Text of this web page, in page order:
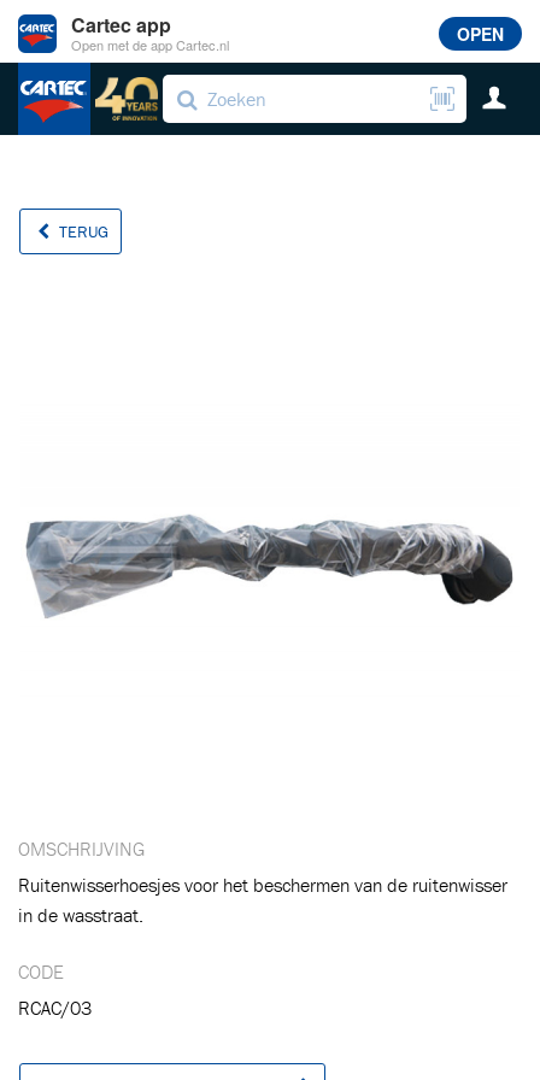
TERUG
OMSCHRIJVING
Ruitenwisserhoesjes voor het beschermen van de ruitenwisser
in de wasstraat.
CODE
RCAC/03
Toegevoegd aan winkelwagen
Cartec app
Open met de app Cartec.nl OPEN